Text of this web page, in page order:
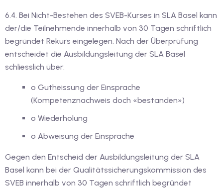
6.4. Bei Nicht-Bestehen des SVEB-Kurses in SLA Basel kann
der/die Teilnehmende innerhalb von 30 Tagen schriftlich
begründet Rekurs eingelegen. Nach der Überprüfung
entscheidet die Ausbildungsleitung der SLA Basel
schliesslich über:
o Gutheissung der Einsprache
(Kompetenznachweis doch «bestanden»)
o Wiederholung
o Abweisung der Einsprache
Gegen den Entscheid der Ausbildungsleitung der SLA
Basel kann bei der Qualitätssicherungskommission des
SVEB innerhalb von 30 Tagen schriftlich begründet